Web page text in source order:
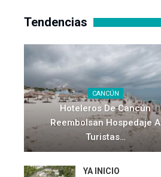
Tendencias
CANCÚN
Hoteleros De Cancún
Reembolsan Hospedaje A
Turistas…
YA INICIO